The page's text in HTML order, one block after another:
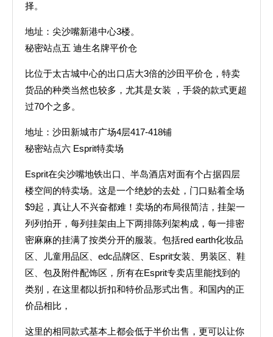
择。
地址：尖沙嘴新港中心3楼。
秘密站点五 迪生名牌平价仓
比位于太古城中心的出口店大3倍的沙田平价仓，特卖
货品的种类当然也较多，尤其是女装 ，手袋的款式更超
过70个之多。
地址：沙田新城市广场4层417-418铺
秘密站点六 Esprit特卖场
Esprit在尖沙嘴地铁出口、半岛酒店对面有个占据四层
楼空间的特卖场。这是一个绝妙的去处，门口贴着全场
$9起，真让人不兴奋都难！卖场的布局很简洁，挂架一
列列拍开，每列挂架由上下两排陈列架构成，每一排密
密麻麻的挂满了按类分开的服装。包括red earth化妆品
区、儿童用品区、edc品牌区、Esprit女装、男装区、鞋
区、包及附件配饰区，所有在Esprit专卖店里能找到的
类别，在这里都以折扣和特价品形式出售。和国内的正
价品相比，
这里的相同款式基本上都会低于半价出售，更可以让你